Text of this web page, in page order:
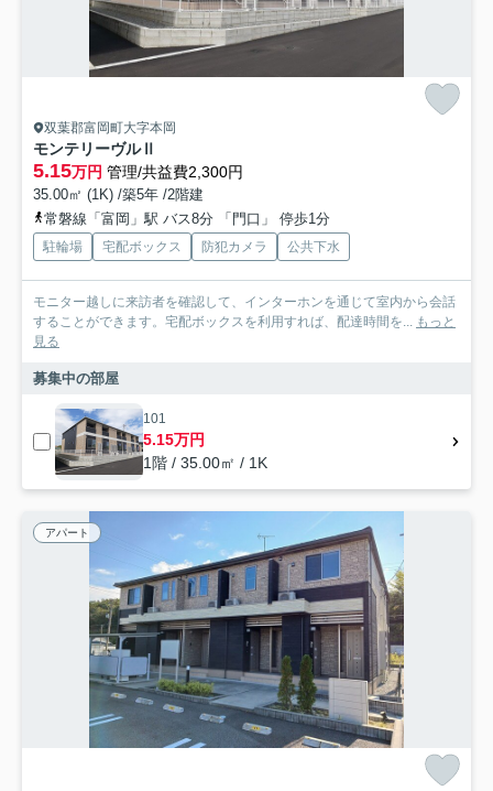
双葉郡富岡町大字本岡
モンテリーヴルⅡ
5.15万円 管理/共益費2,300円
35.00㎡ (1K) /築5年 /2階建
常磐線「富岡」駅 バス8分 「門口」 停歩1分
駐輪場 宅配ボックス 防犯カメラ 公共下水
モニター越しに来訪者を確認して、インターホンを通じて室内から会話
することができます。宅配ボックスを利用すれば、配達時間を... もっと
見る
募集中の部屋
101
5.15万円
1階 / 35.00㎡ / 1K
アパート